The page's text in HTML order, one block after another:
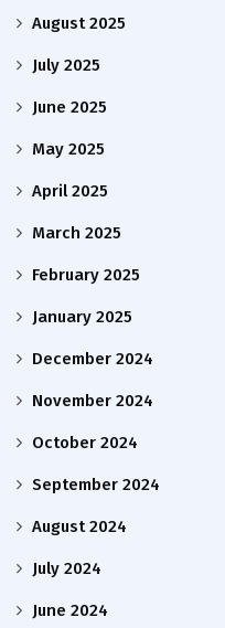
August 2025
July 2025
June 2025
May 2025
April 2025
March 2025
February 2025
January 2025
December 2024
November 2024
October 2024
September 2024
August 2024
July 2024
June 2024